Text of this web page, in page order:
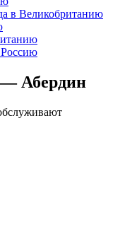
в Великобританию
Абердин